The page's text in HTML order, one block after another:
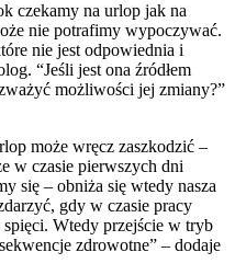
czekamy na urlop jak na
nie potrafimy wypoczywać.
nie jest odpowiednia i
“Jeśli jest ona źródłem
możliwości jej zmiany?”
może wręcz zaszkodzić –
w czasie pierwszych dni
się – obniża się wtedy nasza
gdy w czasie pracy
spięci. Wtedy przejście w tryb
zdrowotne” – dodaje